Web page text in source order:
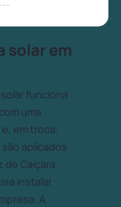
solar em
funciona
uma
em troca,
aplicados
Caiçara.
instalar
A